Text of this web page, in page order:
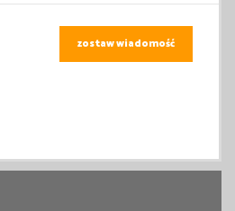
zostaw wiadomość